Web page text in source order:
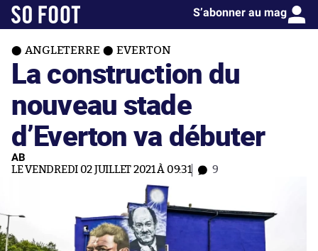
S’abonner au mag
ANGLETERRE EVERTON
La construction du
nouveau stade
d’Everton va débuter
AB
LE VENDREDI 02 JUILLET 2021 À 09:31 9